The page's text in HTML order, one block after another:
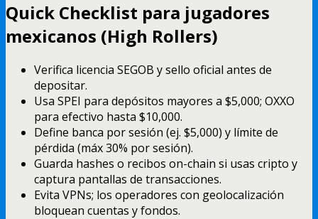
Quick Checklist para jugadores
mexicanos (High Rollers)
Verifica licencia SEGOB y sello oficial antes de
depositar.
Usa SPEI para depósitos mayores a $5,000; OXXO
para efectivo hasta $10,000.
Define banca por sesión (ej. $5,000) y límite de
pérdida (máx 30% por sesión).
Guarda hashes o recibos on-chain si usas cripto y
captura pantallas de transacciones.
Evita VPNs; los operadores con geolocalización
bloquean cuentas y fondos.